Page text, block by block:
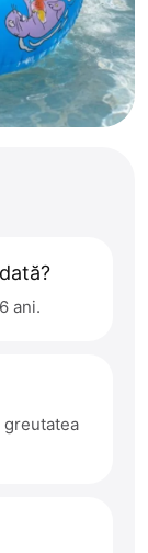
ani.
greutatea